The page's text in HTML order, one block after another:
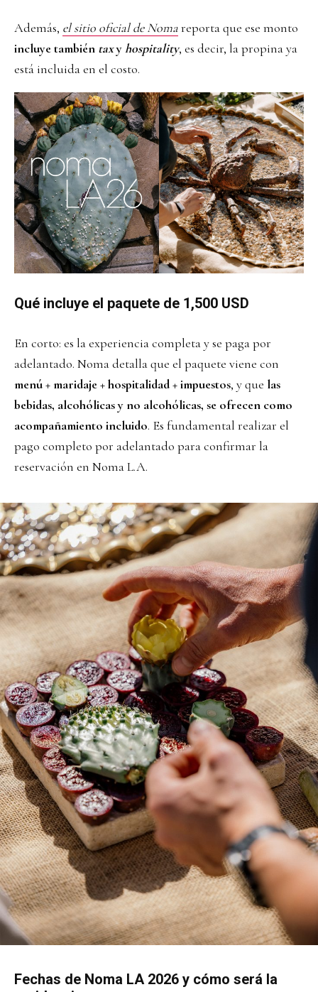
Además, el sitio oficial de Nomareporta que ese monto
incluye también taxyhospitality, es decir, la propina ya
está incluida en el costo.
Qué incluye el paquete de 1,500 USD
En corto: es la experiencia completa y se paga por
adelantado. Noma detalla que el paquete viene con
menú + maridaje + hospitalidad + impuestos, y que las
bebidas, alcohólicas y no alcohólicas, se ofrecen como
acompañamiento incluido. Es fundamental realizar el
pago completo por adelantado para confirmar la
reservación en Noma L.A.
Fechas de Noma LA 2026 y cómo será la